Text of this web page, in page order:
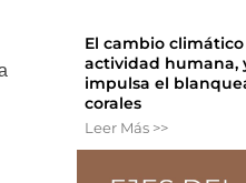
El cambio
actividad humana,
impulsa el
corales
Leer Más >>